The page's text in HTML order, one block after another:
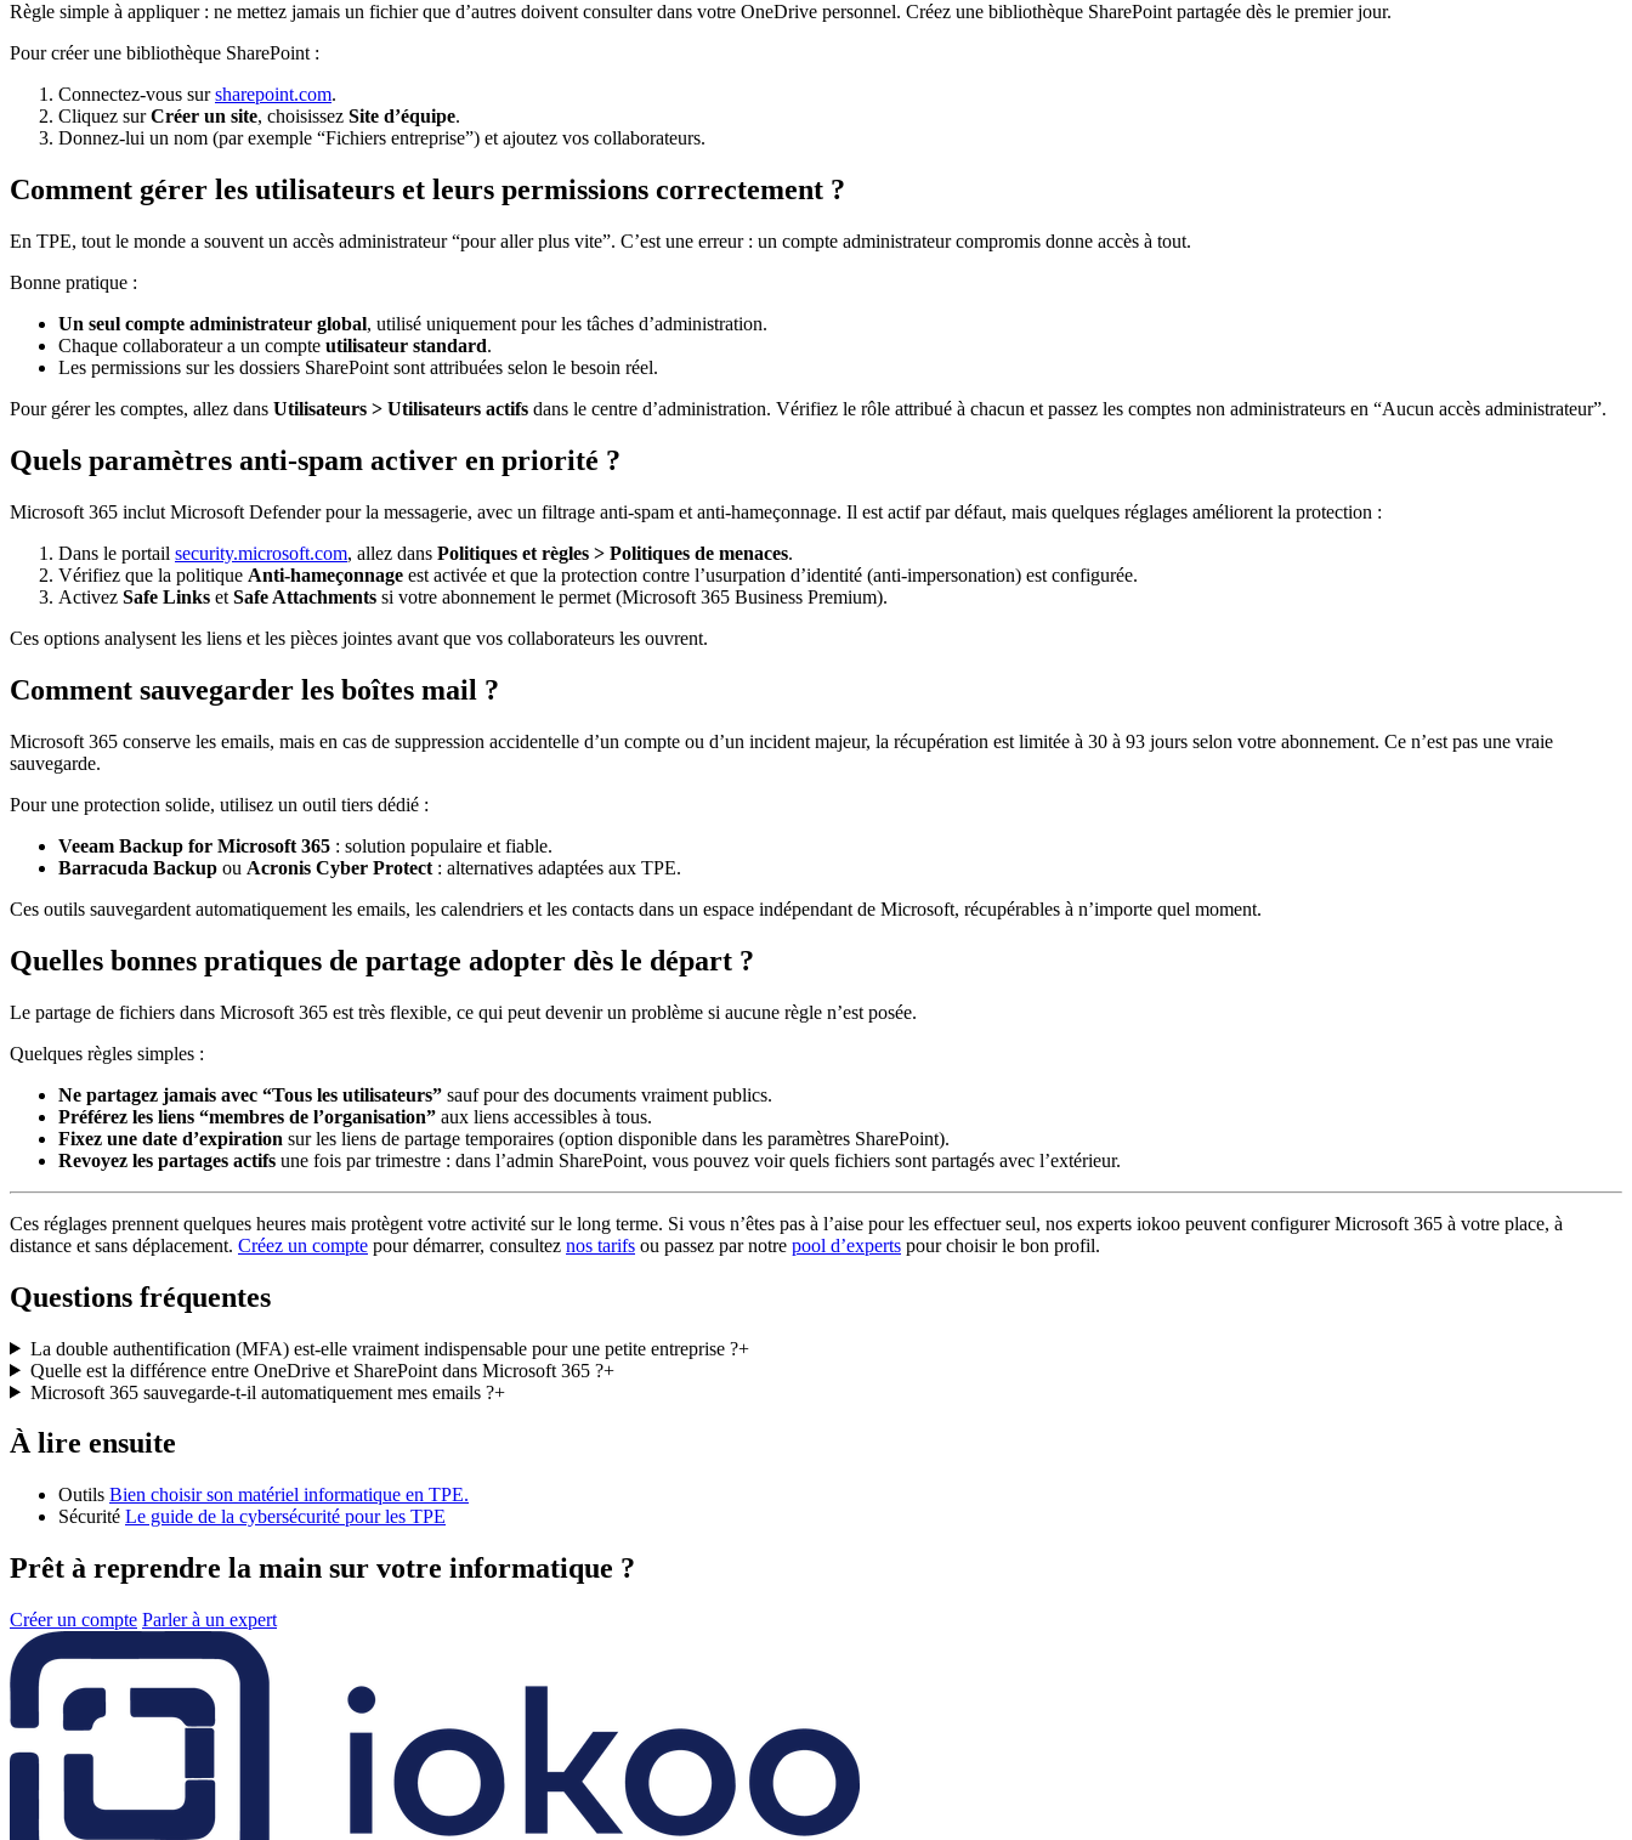
Règle simple à appliquer : ne mettez jamais un fichier que d’autres doivent consulter dans votre OneDrive personnel. Créez une bibliothèque SharePoint partagée dès le premier jour.
Pour créer une bibliothèque SharePoint :
Connectez-vous sursharepoint.com.
Cliquez surCréer un site, choisissez Site d’équipe.
Donnez-lui un nom (par exemple “Fichiers entreprise”) et ajoutez vos collaborateurs.
Comment gérer les utilisateurs et leurs permissions correctement ?
En TPE, tout le monde a souvent un accès administrateur “pour aller plus vite”. C’est une erreur : un compte administrateur compromis donne accès à tout.
Bonne pratique :
Un seul compte administrateur global, utilisé uniquement pour les tâches d’administration.
Chaque collaborateur a un compte utilisateur standard.
Les permissions sur les dossiers SharePoint sont attribuées selon le besoin réel.
Pour gérer les comptes, allez dans Utilisateurs > Utilisateurs actifs dans le centre d’administration. Vérifiez le rôle attribué à chacun et passez les comptes non administrateurs en “Aucun accès administrateur”.
Quels paramètres anti-spam activer en priorité ?
Microsoft 365 inclut Microsoft Defender pour la messagerie, avec un filtrage anti-spam et anti-hameçonnage. Il est actif par défaut, mais quelques réglages améliorent la protection :
Dans le portail security.microsoft.com, allez dans Politiques et règles > Politiques de menaces.
Vérifiez que la politique Anti-hameçonnage est activée et que la protection contre l’usurpation d’identité (anti-impersonation) est configurée.
Activez Safe Links et Safe Attachments si votre abonnement le permet (Microsoft 365 Business Premium).
Ces options analysent les liens et les pièces jointes avant que vos collaborateurs les ouvrent.
Comment sauvegarder les boîtes mail ?
Microsoft 365 conserve les emails, mais en cas de suppression accidentelle d’un compte ou d’un incident majeur, la récupération est limitée à 30 à 93 jours selon votre abonnement. Ce n’est pas une vraie
sauvegarde.
Pour une protection solide, utilisez un outil tiers dédié :
Veeam Backup for Microsoft 365 : solution populaire et fiable.
Barracuda Backup ou Acronis Cyber Protect : alternatives adaptées aux TPE.
Ces outils sauvegardent automatiquement les emails, les calendriers et les contacts dans un espace indépendant de Microsoft, récupérables à n’importe quel moment.
Quelles bonnes pratiques de partage adopter dès le départ ?
Le partage de fichiers dans Microsoft 365 est très flexible, ce qui peut devenir un problème si aucune règle n’est posée.
Quelques règles simples :
Ne partagez jamais avec “Tous les utilisateurs” sauf pour des documents vraiment publics.
Préférez les liens “membres de l’organisation” aux liens accessibles à tous.
Fixez une date d’expiration sur les liens de partage temporaires (option disponible dans les paramètres SharePoint).
Revoyez les partages actifs une fois par trimestre : dans l’admin SharePoint, vous pouvez voir quels fichiers sont partagés avec l’extérieur.
Ces réglages prennent quelques heures mais protègent votre activité sur le long terme. Si vous n’êtes pas à l’aise pour les effectuer seul, nos experts iokoo peuvent configurer Microsoft 365 à votre place, à
distance et sans déplacement. Créez un compte pour démarrer, consultez nos tarifs ou passez par notre pool d’experts pour choisir le bon profil.
Questions fréquentes
La double authentification (MFA) est-elle vraiment indispensable pour une petite entreprise ?+
Quelle est la différence entre OneDrive et SharePoint dans Microsoft 365 ?+
Microsoft 365 sauvegarde-t-il automatiquement mes emails ?+
À lire ensuite
Outils Bien choisir son matériel informatique en TPE.
Sécurité Le guide de la cybersécurité pour les TPE
Prêt à reprendre la main sur votre informatique ?
Créer un compte Parler à un expert